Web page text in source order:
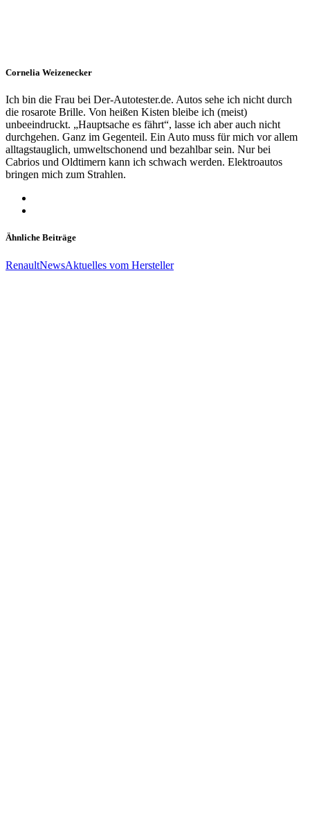
Cornelia Weizenecker
Ich bin die Frau bei Der-Autotester.de. Autos sehe ich nicht durch
die rosarote Brille. Von heißen Kisten bleibe ich (meist)
unbeeindruckt. „Hauptsache es fährt“, lasse ich aber auch nicht
durchgehen. Ganz im Gegenteil. Ein Auto muss für mich vor allem
alltagstauglich, umweltschonend und bezahlbar sein. Nur bei
Cabrios und Oldtimern kann ich schwach werden. Elektroautos
bringen mich zum Strahlen.
Ähnliche Beiträge
RenaultNewsAktuelles vom Hersteller